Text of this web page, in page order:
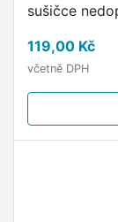
sušičce
originálním
119,00 Kč
včetně DPH